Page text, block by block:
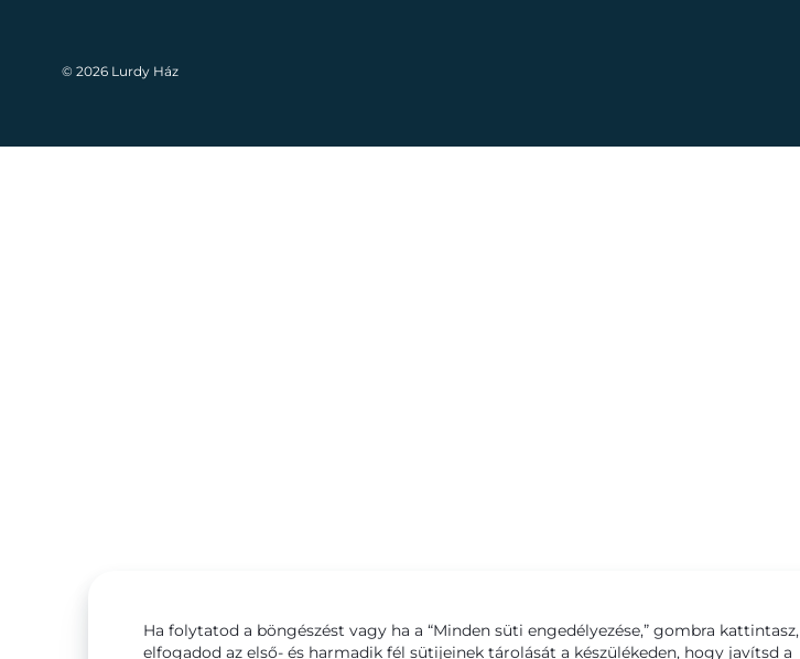
© 2026 Lurdy Ház
Ha folytatod a böngészést vagy ha a “Minden süti engedélyezése,” gombra kattintasz,
elfogadod az első- és harmadik fél sütijeinek tárolását a készülékeden, hogy javítsd a